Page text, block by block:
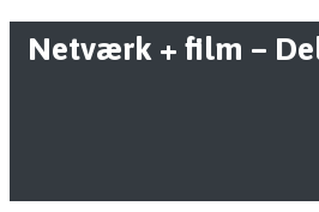
Netværk + film –